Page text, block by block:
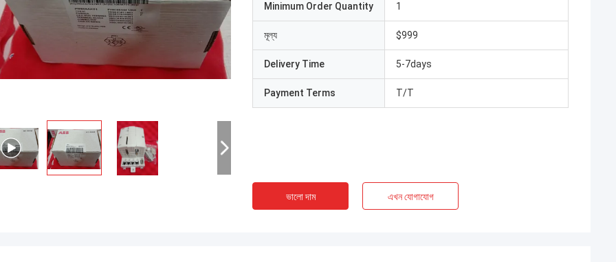
Minimum Order Quantity 1
মূল্য $999
Delivery Time 5-7days
Payment Terms T/T
ভালো দাম এখন যোগাযোগ